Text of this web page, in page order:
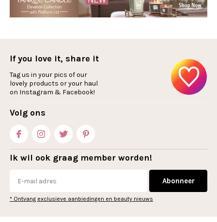
If you love it, share it
Tag us in your pics of our
lovely products or your haul
on Instagram & Facebook!
Volg ons
Ik wil ook graag member worden!
Abonneer
* Ontvang exclusieve aanbiedingen en beauty nieuws